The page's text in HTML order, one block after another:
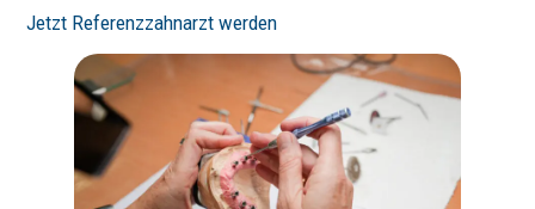
Jetzt Referenzzahnarzt werden